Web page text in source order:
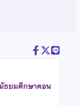
มัธยมศึกษาตอน